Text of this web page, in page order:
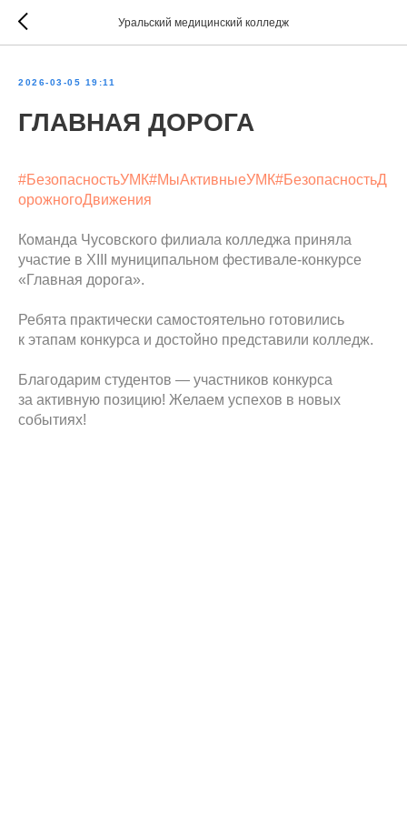
Уральский медицинский колледж
2026-03-05 19:11
ГЛАВНАЯ ДОРОГА
#БезопасностьУМК#МыАктивныеУМК#БезопасностьД
орожногоДвижения
Команда Чусовского филиала колледжа приняла
участие в XIII муниципальном фестивале-конкурсе
«Главная дорога».
Ребята практически самостоятельно готовились
к этапам конкурса и достойно представили колледж.
Благодарим студентов — участников конкурса
за активную позицию! Желаем успехов в новых
событиях!